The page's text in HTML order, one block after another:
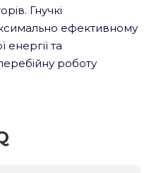
Гнучкі
ефективному
та
роботу